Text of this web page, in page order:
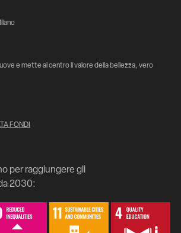
e mette al centro il valore della bellezza, vero
FONDI
per raggiungere gli
2030: